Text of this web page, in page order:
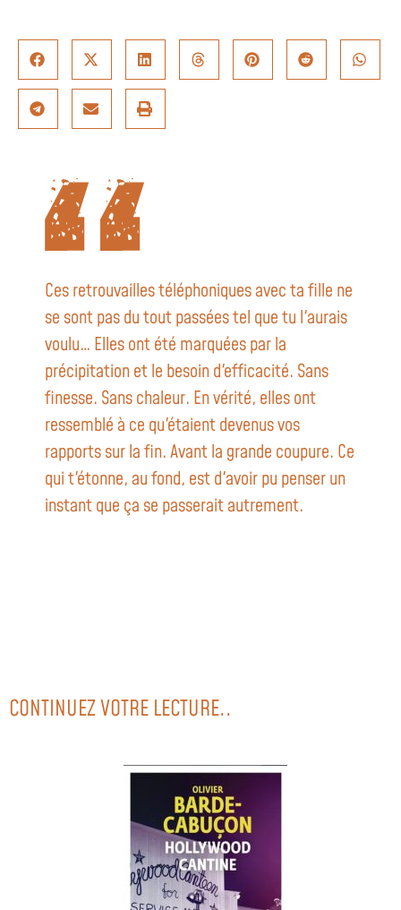
Ces retrouvailles téléphoniques avec ta fille ne
se sont pas du tout passées tel que tu l'aurais
voulu… Elles ont été marquées par la
précipitation et le besoin d'efficacité. Sans
finesse. Sans chaleur. En vérité, elles ont
ressemblé à ce qu'étaient devenus vos
rapports sur la fin. Avant la grande coupure. Ce
qui t'étonne, au fond, est d'avoir pu penser un
instant que ça se passerait autrement.
CONTINUEZ VOTRE LECTURE..